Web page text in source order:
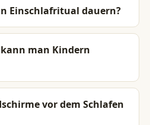
Einschlafritual dauern?
man Kindern
vor dem Schlafen